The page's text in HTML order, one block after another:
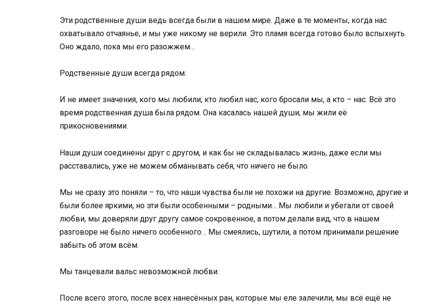
Эти родственные души ведь всегда были в нашем мире. Даже в те моменты, когда нас
охватывало отчаянье, и мы уже никому не верили. Это пламя всегда готово было вспыхнуть.
Оно ждало, пока мы его разожжем…
Родственные души всегда рядом.
И не имеет значения, кого мы любили, кто любил нас, кого бросали мы, а кто – нас. Всё это
время родственная душа была рядом. Она касалась нашей души, мы жили её
прикосновениями.
Наши души соединены друг с другом, и как бы не складывалась жизнь, даже если мы
расставались, уже не можем обманывать себя, что ничего не было.
Мы не сразу это поняли – то, что наши чувства были не похожи на другие. Возможно, другие и
были более яркими, но эти были особенными – родными… Мы любили и убегали от своей
любви, мы доверяли друг другу самое сокровенное, а потом делали вид, что в нашем
разговоре не было ничего особенного… Мы смеялись, шутили, а потом принимали решение
забыть об этом всём.
Мы танцевали вальс невозможной любви.
После всего этого, после всех нанесённых ран, которые мы еле залечили, мы всё ещё не